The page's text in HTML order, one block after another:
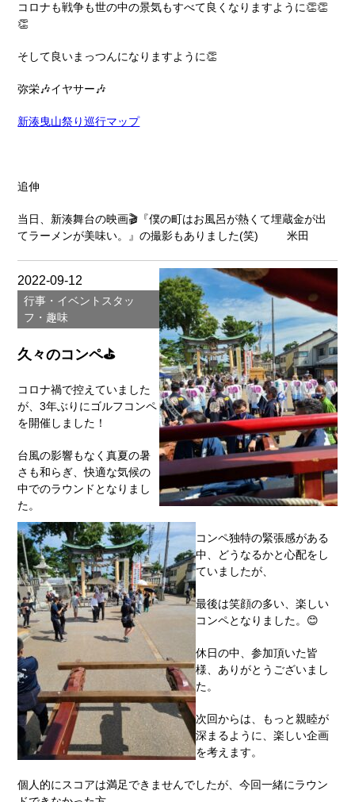
コロナも戦争も世の中の景気もすべて良くなりますように👏👏
👏
そして良いまっつんになりますように👏
弥栄🎶イヤサー🎶
新湊曳山祭り巡行マップ
追伸
当日、新湊舞台の映画🎬『僕の町はお風呂が熱くて埋蔵金が出
てラーメンが美味い。』の撮影もありました(笑) 米田
2022-09-12
行事・イベント スタッ
フ・趣味
久々のコンペ⛳
コロナ禍で控えていました
が、3年ぶりにゴルフコンペ
を開催しました！
台風の影響もなく真夏の暑
さも和らぎ、快適な気候の
中でのラウンドとなりまし
た。
コンペ独特の緊張感がある
中、どうなるかと心配をし
ていましたが、
最後は笑顔の多い、楽しい
コンペとなりました。😊
休日の中、参加頂いた皆
様、ありがとうございまし
た。
次回からは、もっと親睦が
深まるように、楽しい企画
を考えます。
個人的にスコアは満足できませんでしたが、今回一緒にラウン